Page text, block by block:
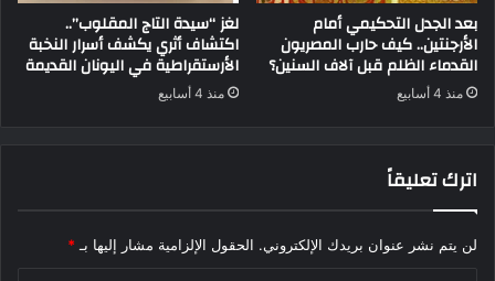
بعد الجدل التحكيمي أمام
الأرجنتين.. كيف حارب المصريون
القدماء الظلم قبل آلاف السنين؟
منذ 4 أسابيع
لغز “سيدة التاج المقلوب”..
اكتشاف أثري يكشف أسرار النخبة
الأرستقراطية في اليونان القديمة
منذ 4 أسابيع
اترك تعليقاً
لن يتم نشر عنوان بريدك الإلكتروني. الحقول الإلزامية مشار إليها بـ *